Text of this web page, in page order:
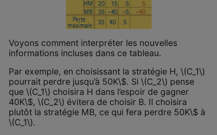
Voyons comment interpréter les nouvelles
informations incluses dans ce tableau.
Par exemple, en choisissant la stratégie H, \(C_1\)
pourrait perdre jusqu’à 50K\$. Si \(C_2\) pense
que \(C_1\) choisira H dans l’espoir de gagner
40K\$, \(C_2\) évitera de choisir B. Il choisira
plutôt la stratégie MB, ce qui fera perdre 50K\$ à
\(C_1\).